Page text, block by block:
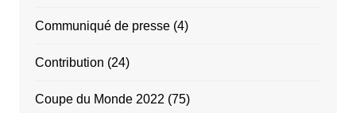
Communiqué de presse(4)
Contribution (24)
Coupe du Monde 2022 (75)